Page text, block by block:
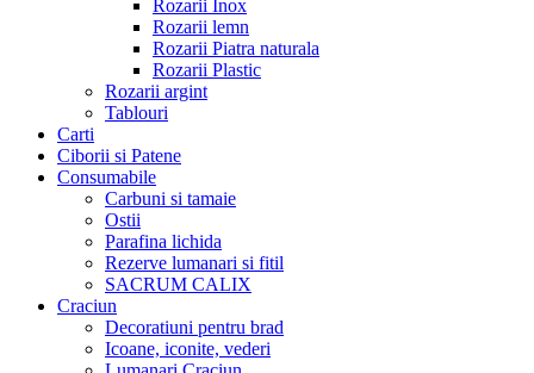
Rozarii Inox
Rozarii lemn
Rozarii Piatra naturala
Rozarii Plastic
Rozarii argint
Tablouri
Carti
Ciborii si Patene
Consumabile
Carbuni si tamaie
Ostii
Parafina lichida
Rezerve lumanari si fitil
SACRUM CALIX
Craciun
Decoratiuni pentru brad
Icoane, iconite, vederi